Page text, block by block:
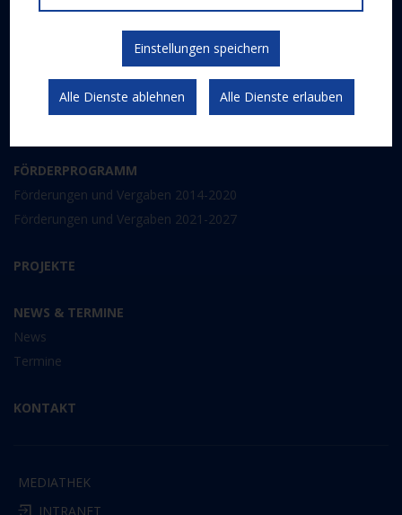
Gesetzlicher Rahmen
Kommunikation und Publizität
FÖRDERPROGRAMM
Förderungen und Vergaben 2014-2020
Förderungen und Vergaben 2021-2027
PROJEKTE
NEWS & TERMINE
News
Termine
KONTAKT
MEDIATHEK
INTRANET
Einstellungen speichern
Alle Dienste ablehnen Alle Dienste erlauben